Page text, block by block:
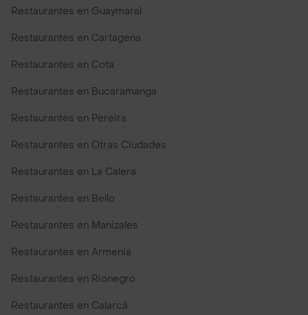
Restaurantes en Guaymaral
Restaurantes en Cartagena
Restaurantes en Cota
Restaurantes en Bucaramanga
Restaurantes en Pereira
Restaurantes en Otras Ciudades
Restaurantes en La Calera
Restaurantes en Bello
Restaurantes en Manizales
Restaurantes en Armenia
Restaurantes en Rionegro
Restaurantes en Calarcá